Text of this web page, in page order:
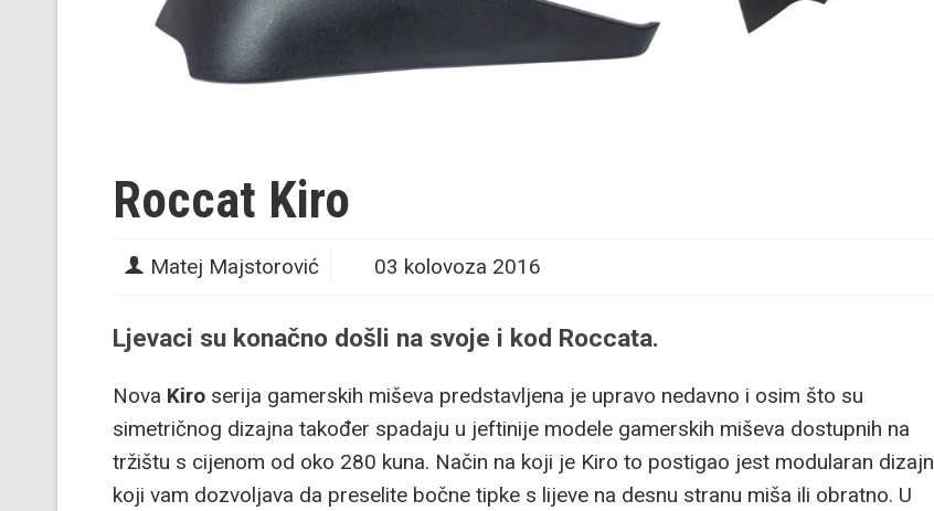
Roccat Kiro
Matej Majstorović 03 kolovoza 2016
Ljevaci su konačno došli na svoje i kod Roccata.
Nova Kiro serija gamerskih miševa predstavljena je upravo nedavno i osim što su
simetričnog dizajna također spadaju u jeftinije modele gamerskih miševa dostupnih na
tržištu s cijenom od oko 280 kuna. Način na koji je Kiro to postigao jest modularan dizajn
koji vam dozvoljava da preselite bočne tipke s lijeve na desnu stranu miša ili obratno. U